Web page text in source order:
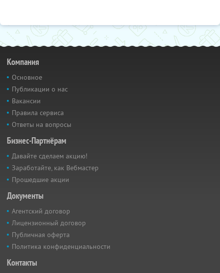
Компания
Основное
Публикации о нас
Вакансии
Правила сервиса
Ответы на вопросы
Бизнес-Партнёрам
Давайте сделаем акцию!
Заработайте, как Вебмастер
Прошедшие акции
Документы
Агентский договор
Лицензионный договор
Публичная оферта
Политика конфиденциальности
Контакты